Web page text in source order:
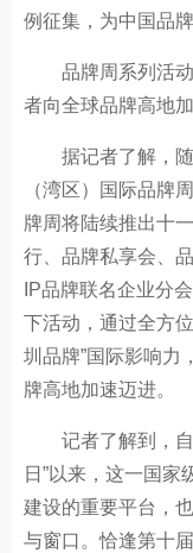
例征集，为中国品
品牌周系列活动
者向全球品牌高地
据记者了解，随
（湾区）国际品牌
牌周将陆续推出十
行、品牌私享会、
IP品牌联名企业分
下活动，通过全方
圳品牌”国际影响力
牌高地加速迈进。
记者了解到，自
日”以来，这一国
建设的重要平台，
与窗口。恰逢第十